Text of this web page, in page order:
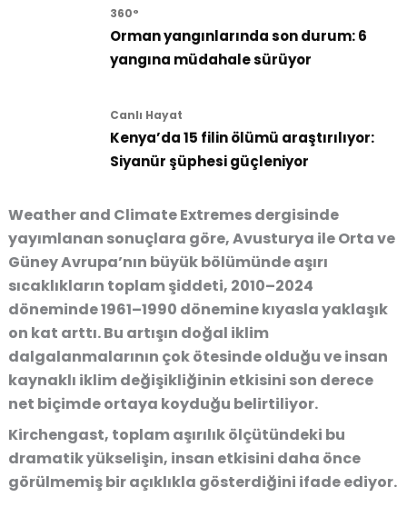
360°
Orman yangınlarında son durum: 6
yangına müdahale sürüyor
Canlı Hayat
Kenya’da 15 filin ölümü araştırılıyor:
Siyanür şüphesi güçleniyor
Weather and Climate Extremes dergisinde
yayımlanan sonuçlara göre, Avusturya ile Orta ve
Güney Avrupa’nın büyük bölümünde aşırı
sıcaklıkların toplam şiddeti, 2010–2024
döneminde 1961–1990 dönemine kıyasla yaklaşık
on kat arttı. Bu artışın doğal iklim
dalgalanmalarının çok ötesinde olduğu ve insan
kaynaklı iklim değişikliğinin etkisini son derece
net biçimde ortaya koyduğu belirtiliyor.
Kirchengast, toplam aşırılık ölçütündeki bu
dramatik yükselişin, insan etkisini daha önce
görülmemiş bir açıklıkla gösterdiğini ifade ediyor.